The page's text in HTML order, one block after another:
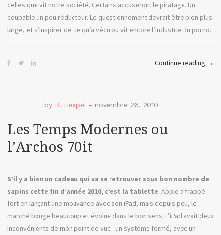
celles que vit notre société. Certains accuseront le piratage. Un
coupable un peu réducteur. Le questionnement devrait être bien plus
large, et s’inspirer de ce qu’a vécu ou vit encore l’industrie du porno.
Continue reading «
→
by R. Hespel - novembre 26, 2010
Les Temps Modernes ou
l’Archos 70it
S’il y a bien un cadeau qui va se retrouver sous bon nombre de
sapins cette fin d’année 2010, c’est la tablette. Apple a frappé
fort en lançant une mouvance avec son iPad, mais depuis peu, le
marché bouge beaucoup et évolue dans le bon sens. L’iPad avait deux
inconvénients de mon point de vue : un système fermé, avec un